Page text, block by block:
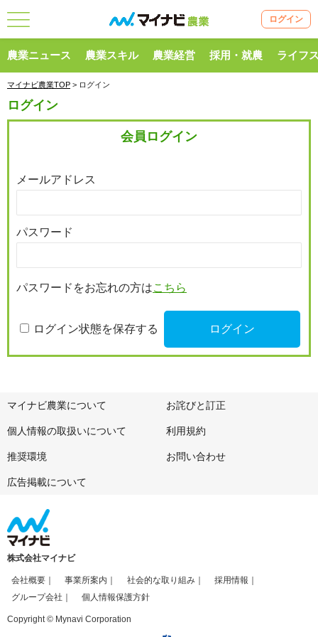
ログイン
農業ニュース 農業スキル 農業経営 採用・就農 ライフ
マイナビ農業TOP > ログイン
ログイン
会員ログイン
メールアドレス
パスワード
パスワードをお忘れの方はこちら
ログイン状態を保存する
マイナビ農業について お詫びと訂正
個人情報の取扱いについて 利用規約
推奨環境 お問い合わせ
広告掲載について
株式会社マイナビ
会社概要 事業所案内 社会的な取り組み
採用情報
グループ会社
個人情報保護方針
Copyright © Mynavi Corporation